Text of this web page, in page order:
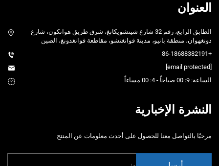
العنوان
الطابق الرابع، رقم 32 شارع شينشويكانغ، شرق طريق هوانكون، شارع
دونغهوان، منطقة بانيو، مدينة قوانغتشو، مقاطعة قوانغدونغ، الصين
+86-18688382191
الساعة: 9: 00 صباحاً - 4: 00 مساءاً
النشرة الإخبارية
مرحبًا بالتواصل معنا للحصول على أحدث معلومات عن المنتج